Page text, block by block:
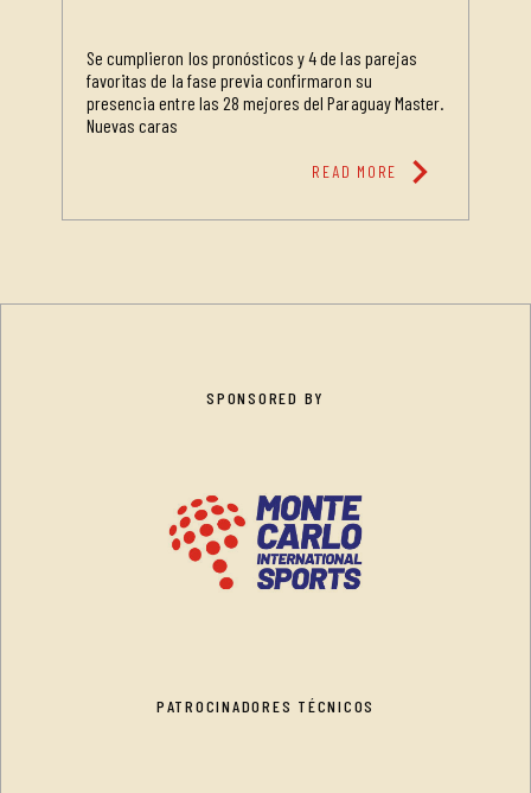
Se cumplieron los pronósticos y 4 de las parejas
favoritas de la fase previa confirmaron su
presencia entre las 28 mejores del Paraguay Master.
Nuevas caras
READ MORE chevron_right
SPONSORED BY
PATROCINADORES TÉCNICOS